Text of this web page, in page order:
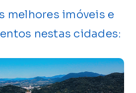
melhores imóveis e
nestas cidades: